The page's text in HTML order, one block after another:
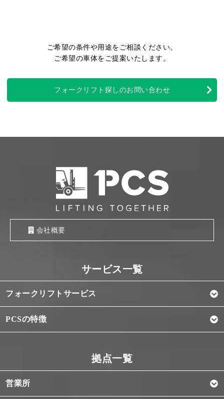
ご希望の条件や用途をご相談ください。
ご希望の車体をご提案いたします。
フォークリフト探しのお問い合わせ
会社概要
フォークリフトサービス
PCSの特徴
営業所